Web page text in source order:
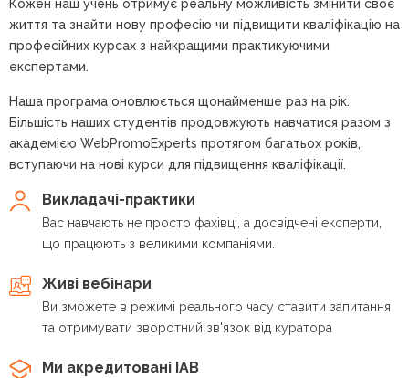
Кожен наш учень отримує реальну можливість змінити своє
життя та знайти нову професію чи підвищити кваліфікацію на
професійних курсах з найкращими практикуючими
експертами.
Наша програма оновлюється щонайменше раз на рік.
Більшість наших студентів продовжують навчатися разом з
академією WebPromoExperts протягом багатьох років,
вступаючи на нові курси для підвищення кваліфікації.
Викладачі-практики
Вас навчають не просто фахівці, а досвідчені експерти,
що працюють з великими компаніями.
Живі вебінари
Ви зможете в режимі реального часу ставити запитання
та отримувати зворотний зв'язок від куратора
Ми акредитовані IAB